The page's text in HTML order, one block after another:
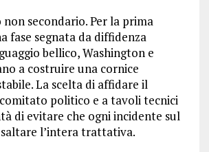
non secondario. Per la prima
fase segnata da diffidenza
bellico, Washington e
a costruire una cornice
La scelta di affidare il
politico e a tavoli tecnici
di evitare che ogni incidente sul
l’intera trattativa.